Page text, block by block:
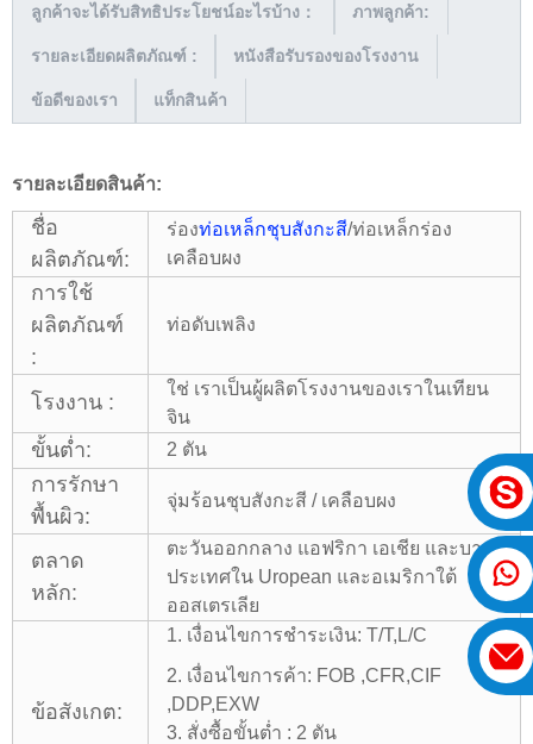
ลูกค้าจะได้รับสิทธิประโยชน์อะไรบ้าง： ภาพลูกค้า:
รายละเอียดผลิตภัณฑ์ : หนังสือรับรองของโรงงาน
ข้อดีของเรา แท็กสินค้า
รายละเอียดสินค้า:
ชื่อ
ผลิตภัณฑ์:
ร่องท่อเหล็กชุบสังกะสี/ท่อเหล็กร่อง
เคลือบผง
การใช้
ผลิตภัณฑ์
:
ท่อดับเพลิง
โรงงาน :
ใช่ เราเป็นผู้ผลิตโรงงานของเราในเทียน
จิน
ขั้นต่ำ: 2 ตัน
การรักษา
พื้นผิว:
จุ่มร้อนชุบสังกะสี / เคลือบผง
ตลาด
หลัก:
ตะวันออกกลาง แอฟริกา เอเชีย และบาง
ประเทศใน Uropean และอเมริกาใต้
ออสเตรเลีย
ข้อสังเกต:
1. เงื่อนไขการชำระเงิน: T/T,L/C
2. เงื่อนไขการค้า: FOB ,CFR,CIF
,DDP,EXW
3. สั่งซื้อขั้นต่ำ : 2 ตัน